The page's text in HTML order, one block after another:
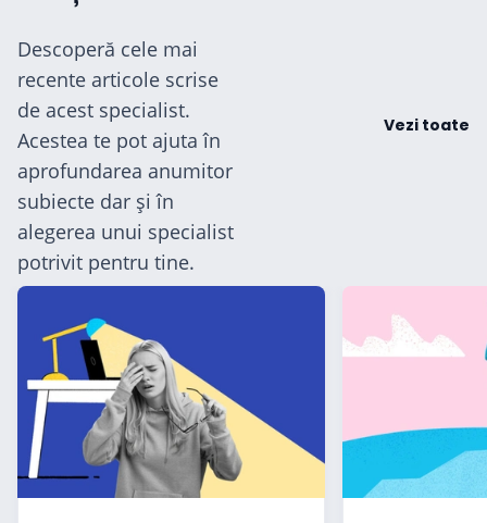
te
te
Descoperă cele mai
recente articole scrise
de acest specialist.
Acestea te pot ajuta în
aprofundarea anumitor
subiecte dar și în
alegerea unui specialist
potrivit pentru tine.
Vezi toate